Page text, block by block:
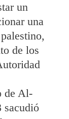
un
una
de los
de Al-
sacudió